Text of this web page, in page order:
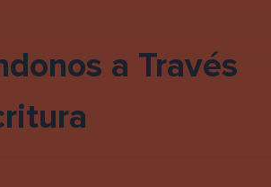
a Través